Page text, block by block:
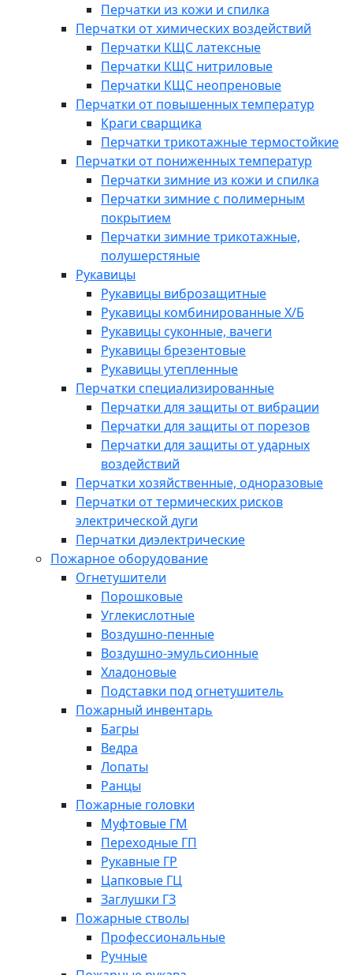
Перчатки из кожи и спилка
Перчатки от химических воздействий
Перчатки КЩС латексные
Перчатки КЩС нитриловые
Перчатки КЩС неопреновые
Перчатки от повышенных температур
Краги сварщика
Перчатки трикотажные термостойкие
Перчатки от пониженных температур
Перчатки зимние из кожи и спилка
Перчатки зимние с полимерным
покрытием
Перчатки зимние трикотажные,
полушерстяные
Рукавицы
Рукавицы виброзащитные
Рукавицы комбинированные Х/Б
Рукавицы суконные, вачеги
Рукавицы брезентовые
Рукавицы утепленные
Перчатки специализированные
Перчатки для защиты от вибрации
Перчатки для защиты от порезов
Перчатки для защиты от ударных
воздействий
Перчатки хозяйственные, одноразовые
Перчатки от термических рисков
электрической дуги
Перчатки диэлектрические
Пожарное оборудование
Огнетушители
Порошковые
Углекислотные
Воздушно-пенные
Воздушно-эмульсионные
Хладоновые
Подставки под огнетушитель
Пожарный инвентарь
Багры
Ведра
Лопаты
Ранцы
Пожарные головки
Муфтовые ГМ
Переходные ГП
Рукавные ГР
Цапковые ГЦ
Заглушки ГЗ
Пожарные стволы
Профессиональные
Ручные